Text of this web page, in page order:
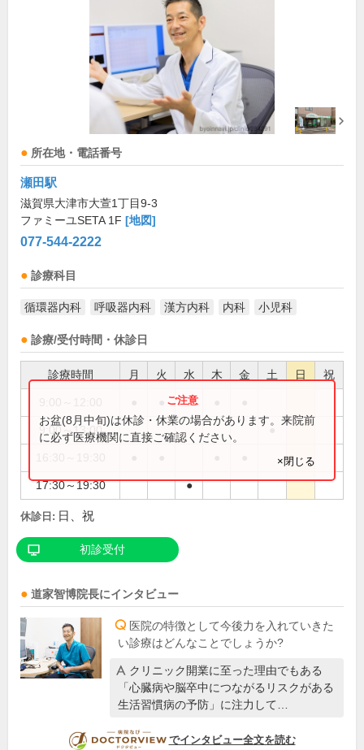
所在地・電話番号
瀬田駅
滋賀県大津市大萱1丁目9-3
ファミーユSETA 1F [地図]
077-544-2222
診療科目
循環器内科 呼吸器内科 漢方内科 内科 小児科
診療/受付時間・休診日
診療時間 月 火 水 木 金 土 日 祝
9:00～13:00 ●
17:30～19:30 ●
お盆(8月中旬)は休診・休業の場合があります。来院前
に必ず医療機関に直接ご確認ください。
×閉じる
休診日: 日、祝
初診受付
道家智博院長にインタビュー
医院の特徴として今後力を入れていきた
い診療はどんなことでしょうか?
クリニック開業に至った理由でもある
「心臓病や脳卒中につながるリスクがある
生活習慣病の予防」に注力して…
DOCTORVIEW
でインタビュー全文を読む